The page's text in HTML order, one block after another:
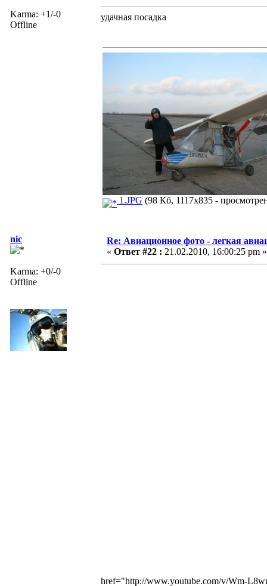
Karma: +1/-0
Offline
удачная посадка
1.JPG (98 Кб, 1117x835 -
nic
Karma: +0/-0
Offline
Re: Авиационное фото - легкая
« Ответ #22 : 21.02.2010, 16:00:25 pm »
href="http://www.youtube.com/v/Wm-